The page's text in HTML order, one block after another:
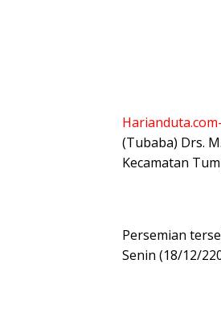
Harianduta.com-
(Tubaba) Drs.
Kecamatan
Persemian
Senin (18/12/